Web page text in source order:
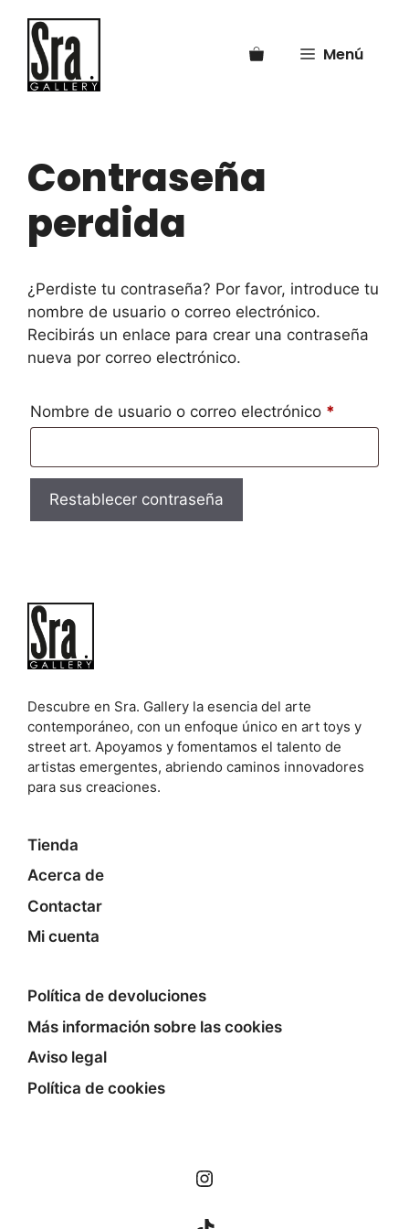
contenido
Menú
Contraseña
perdida
¿Perdiste tu contraseña? Por favor, introduce tu
nombre de usuario o correo electrónico.
Recibirás un enlace para crear una contraseña
nueva por correo electrónico.
Nombre de usuario o correo electrónico *
Restablecer contraseña
Descubre en Sra. Gallery la esencia del arte
contemporáneo, con un enfoque único en art toys y
street art. Apoyamos y fomentamos el talento de
artistas emergentes, abriendo caminos innovadores
para sus creaciones.
Tienda
Acerca de
Contactar
Mi cuenta
Política de devoluciones
Más información sobre las cookies
Aviso legal
Política de cookies
Instagram